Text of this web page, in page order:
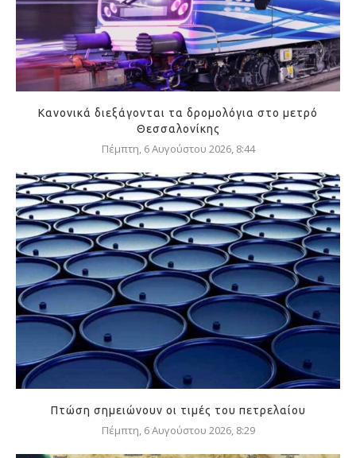
Κανονικά διεξάγονται τα δρομολόγια στο μετρό
Θεσσαλονίκης
Πέμπτη, 6 Αυγούστου 2026, 8:44
Πτώση σημειώνουν οι τιμές του πετρελαίου
Πέμπτη, 6 Αυγούστου 2026, 8:29